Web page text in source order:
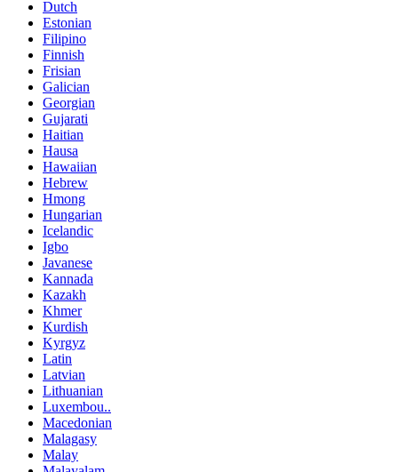
Dutch
Estonian
Filipino
Finnish
Frisian
Galician
Georgian
Gujarati
Haitian
Hausa
Hawaiian
Hebrew
Hmong
Hungarian
Icelandic
Igbo
Javanese
Kannada
Kazakh
Khmer
Kurdish
Kyrgyz
Latin
Latvian
Lithuanian
Luxembou..
Macedonian
Malagasy
Malay